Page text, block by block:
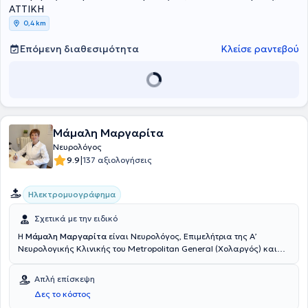
ενώ έχει συμμετάσχει και στην εκπόνηση ιατρικών εργασιών.
ΑΤΤΙΚΗ
0,4 km
Επόμενη διαθεσιμότητα Κλείσε ραντεβού
Μάμαλη Μαργαρίτα
Νευρολόγος
9.9|137 αξιολογήσεις
Ηλεκτρομυογράφημα
Σχετικά με την ειδικό
Η Μάμαλη Μαργαρίτα είναι Νευρολόγος, Επιμελήτρια της Α’
Νευρολογικής Κλινικής του Metropolitan General (Χολαργός) και
πτυχιούχος Ιατρικής του Εθνικού και Καποδιστριακού
Πανεπιστημίου Αθηνών και κατέχει μεταπτυχιακό τίτλο από την ίδια
σχολή. Ειδικεύτηκε στη Νευρολογική Κλινική του Γενικού
Απλή επίσκεψη
Δες το κόστος